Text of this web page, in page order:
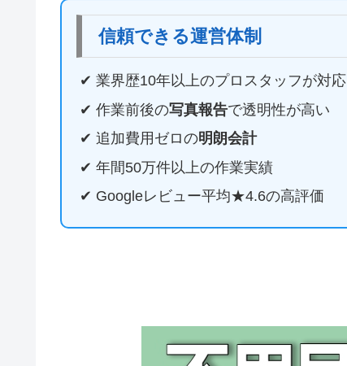
信頼できる運営体制
✔ 業界歴10年以上のプロスタッフが対応
✔ 作業前後の写真報告で透明性が高い
✔ 追加費用ゼロの明朗会計
✔ 年間50万件以上の作業実績
✔ Googleレビュー平均★4.6の高評価